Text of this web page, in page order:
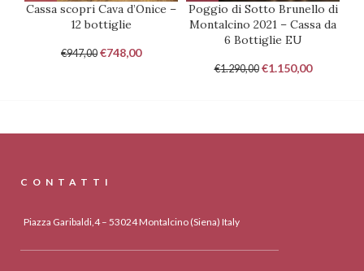
Cassa scopri Cava d’Onice –
12 bottiglie
€947,00 €748,00
Poggio di Sotto Brunello di
Montalcino 2021 – Cassa da
6 Bottiglie EU
€1.290,00 €1.150,00
CONTATTI
Piazza Garibaldi,4 – 53024 Montalcino (Siena) Italy